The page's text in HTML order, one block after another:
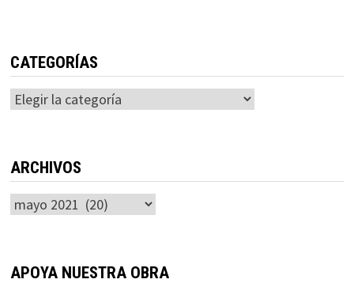
CATEGORÍAS
Categorías
ARCHIVOS
Archivos
APOYA NUESTRA OBRA